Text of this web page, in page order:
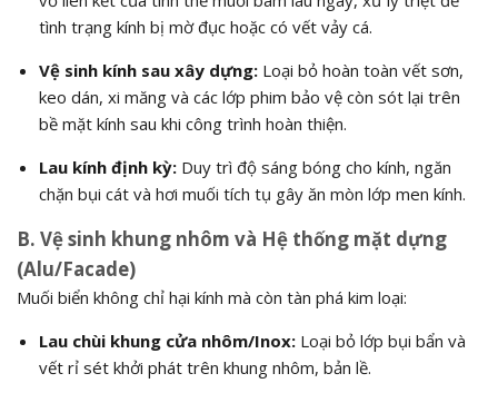
tình trạng kính bị mờ đục hoặc có vết vảy cá.
Vệ sinh kính sau xây dựng:Loại bỏ hoàn toàn vết sơn,
keo dán, xi măng và các lớp phim bảo vệ còn sót lại trên
bề mặt kính sau khi công trình hoàn thiện.
Lau kính định kỳ:Duy trì độ sáng bóng cho kính, ngăn
chặn bụi cát và hơi muối tích tụ gây ăn mòn lớp men kính.
B. Vệ sinh khung nhôm và Hệ thống mặt dựng
(Alu/Facade)
Muối biển không chỉ hại kính mà còn tàn phá kim loại:
Lau chùi khung cửa nhôm/Inox:Loại bỏ lớp bụi bẩn và
vết rỉ sét khởi phát trên khung nhôm, bản lề.